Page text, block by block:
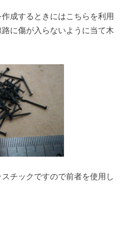
成するときにはこちらを利用
に傷が入らないように当て木
チックですので前者を使用し